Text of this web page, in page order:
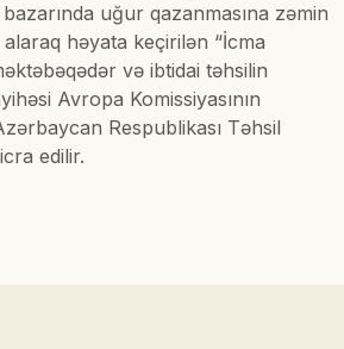
uğur qazanmasına zəmin
alaraq həyata keçirilən “İcma
və ibtidai təhsilin
Avropa Komissiyasının
Respublikası Təhsil
edilir.